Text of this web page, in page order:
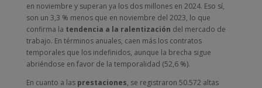
en noviembre y superan ya los dos millones en 2024. Eso sí,
son un 3,3 % menos que en noviembre del 2023, lo que
confirma la tendencia a la ralentización del mercado de
trabajo. En términos anuales, caen más los contratos
temporales que los indefinidos, aunque la brecha sigue
abriéndose en favor de la temporalidad (52,6 %).
En cuanto a las prestaciones, se registraron 50.572 altas